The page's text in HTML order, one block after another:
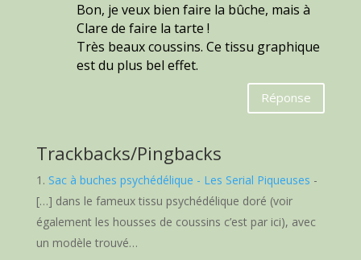
Bon, je veux bien faire la bûche, mais à
Clare de faire la tarte !
Très beaux coussins. Ce tissu graphique
est du plus bel effet.
Réponse
Trackbacks/Pingbacks
Sac à buches psychédélique - Les Serial Piqueuses -
[…] dans le fameux tissu psychédélique doré (voir
également les housses de coussins c’est par ici), avec
un modèle trouvé…